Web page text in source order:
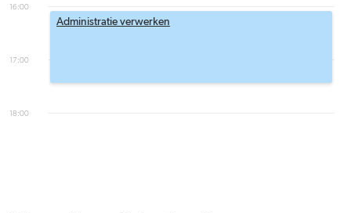
16:00
17:00
18:00
Administratie verwerken